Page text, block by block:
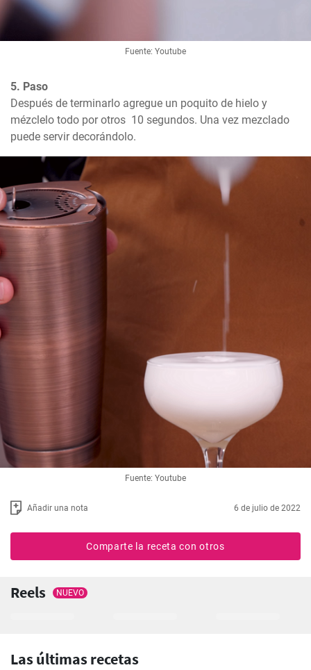
Fuente: Youtube
5. Paso
Después de terminarlo agregue un poquito de hielo y
mézclelo todo por otros  10 segundos. Una vez mezclado
puede servir decorándolo.
Fuente: Youtube
Añadir una nota 6 de julio de 2022
Comparte la receta con otros
Reels NUEVO
Las últimas recetas